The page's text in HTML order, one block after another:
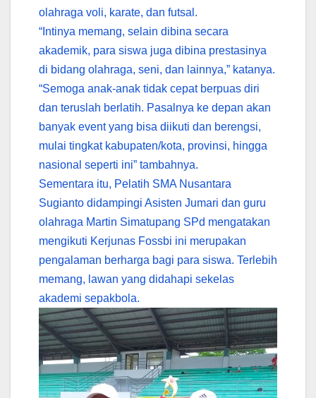
olahraga voli, karate, dan futsal.
“Intinya memang, selain dibina secara
akademik, para siswa juga dibina prestasinya
di bidang olahraga, seni, dan lainnya,” katanya.
“Semoga anak-anak tidak cepat berpuas diri
dan teruslah berlatih. Pasalnya ke depan akan
banyak event yang bisa diikuti dan berengsi,
mulai tingkat kabupaten/kota, provinsi, hingga
nasional seperti ini” tambahnya.
Sementara itu, Pelatih SMA Nusantara
Sugianto didampingi Asisten Jumari dan guru
olahraga Martin Simatupang SPd mengatakan
mengikuti Kerjunas Fossbi ini merupakan
pengalaman berharga bagi para siswa. Terlebih
memang, lawan yang didahapi sekelas
akademi sepakbola.